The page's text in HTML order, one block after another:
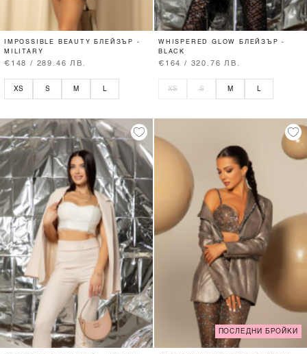
IMPOSSIBLE BEAUTY БЛЕЙЗЪР -
MILITARY
€148 / 289.46 ЛВ.
XS S M L
WHISPERED GLOW БЛЕЙЗЪР -
BLACK
€164 / 320.76 ЛВ.
XS S M L
ПОСЛЕДНИ БРОЙКИ